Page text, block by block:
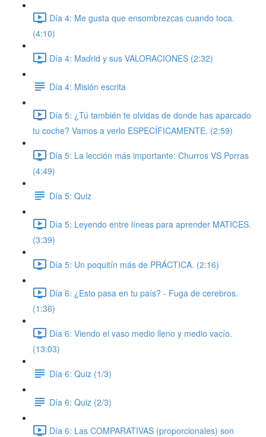
Día 4: Me gusta que ensombrezcas cuando toca.
(4:10)
Día 4: Madrid y sus VALORACIONES (2:32)
Día 4: Misión escrita
Día 5: ¿Tú también te olvidas de donde has aparcado
tu coche? Vamos a verlo ESPECÍFICAMENTE. (2:59)
Día 5: La lección más importante: Churros VS Porras
(4:49)
Día 5: Quiz
Día 5: Leyendo entre líneas para aprender MATICES.
(3:39)
Día 5: Un poquitín más de PRÁCTICA. (2:16)
Día 6: ¿Esto pasa en tu país? - Fuga de cerebros.
(1:36)
Día 6: Viendo el vaso medio lleno y medio vacío.
(13:03)
Día 6: Quiz (1/3)
Día 6: Quiz (2/3)
Día 6: Las COMPARATIVAS (proporcionales) son